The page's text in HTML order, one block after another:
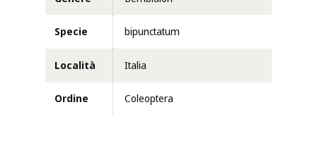
Specie bipunctatum
Località Italia
Ordine Coleoptera